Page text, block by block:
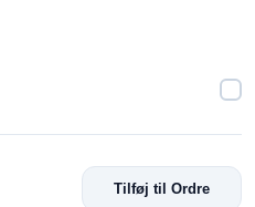
Tilføj til Ordre